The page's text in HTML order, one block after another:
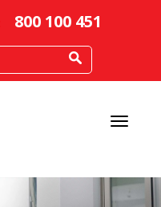
800 100 451
Otevřít